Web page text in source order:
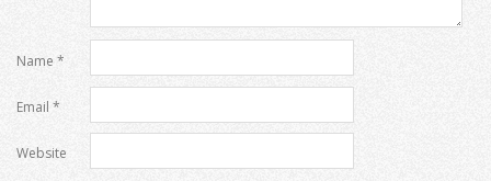
Name *
Email *
Website